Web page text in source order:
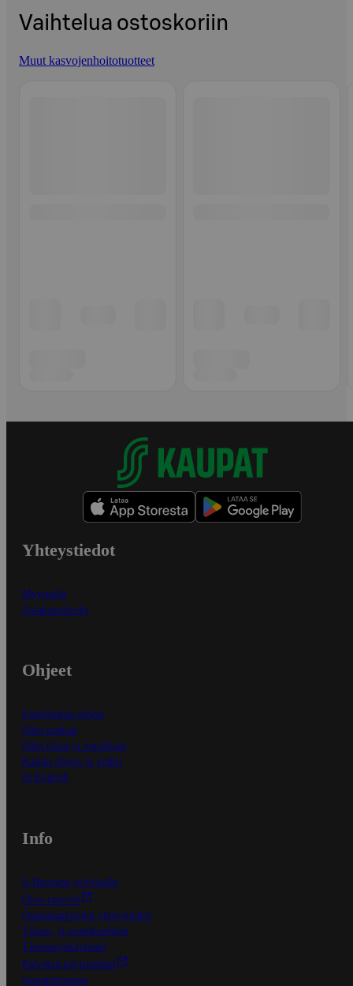
Vaihtelua ostoskoriin
Muut kasvojenhoitotuotteet
Yhteystiedot
Myymälät
Asiakaspalvelu
Ohjeet
Ensitilaajan ohjeet
Näin maksat
Näin tilaat ja muokkaat
Kaikki ohjeet ja vinkit
In English
Info
S-Business yrityksille
Oiva-raportit
Osuuskauppojen yhteystiedot
Tilaus- ja toimitusehdot
Tietosuojakäytäntö
Palvelun käyttöehdot
Saavutettavuus